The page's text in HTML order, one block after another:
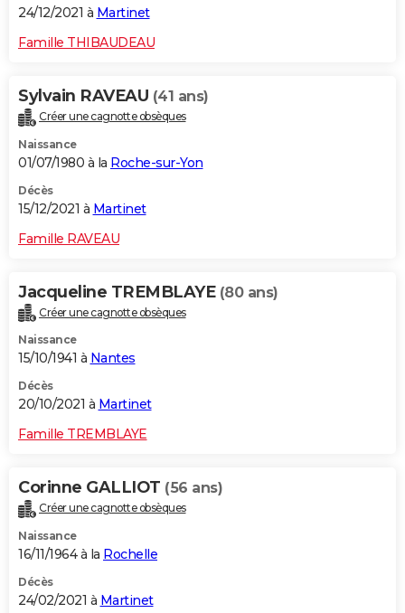
24/12/2021 à Martinet
Famille THIBAUDEAU
Sylvain RAVEAU (41 ans)
Créer une cagnotte obsèques
Naissance
01/07/1980 à la Roche-sur-Yon
Décès
15/12/2021 à Martinet
Famille RAVEAU
Jacqueline TREMBLAYE (80 ans)
Créer une cagnotte obsèques
Naissance
15/10/1941 à Nantes
Décès
20/10/2021 à Martinet
Famille TREMBLAYE
Corinne GALLIOT (56 ans)
Créer une cagnotte obsèques
Naissance
16/11/1964 à la Rochelle
Décès
24/02/2021 à Martinet